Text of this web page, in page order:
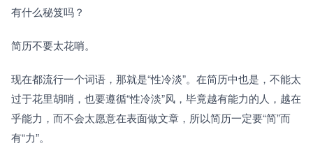
有什么秘笈吗？
简历不要太花哨。
现在都流行一个词语，那就是“性冷淡”。在简历中也是，不能太
过于花里胡哨，也要遵循“性冷淡”风，毕竟越有能力的人，越在
乎能力，而不会太愿意在表面做文章，所以简历一定要“简”而
有“力”。